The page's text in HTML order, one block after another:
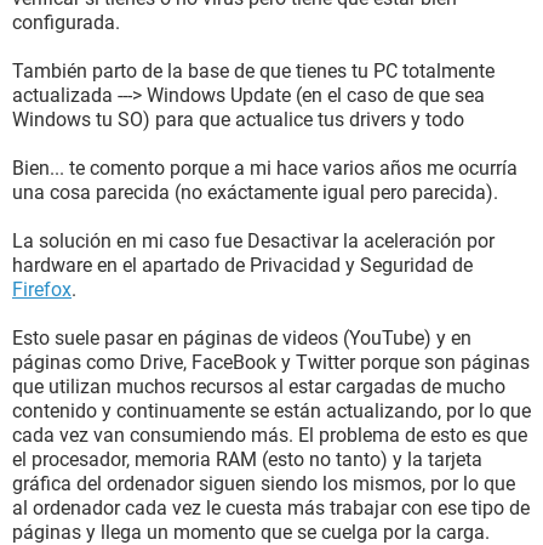
configurada.
También parto de la base de que tienes tu PC totalmente
actualizada ---> Windows Update (en el caso de que sea
Windows tu SO) para que actualice tus drivers y todo
Bien... te comento porque a mi hace varios años me ocurría
una cosa parecida (no exáctamente igual pero parecida).
La solución en mi caso fue Desactivar la aceleración por
hardware en el apartado de Privacidad y Seguridad de
Firefox.
Esto suele pasar en páginas de videos (YouTube) y en
páginas como Drive, FaceBook y Twitter porque son páginas
que utilizan muchos recursos al estar cargadas de mucho
contenido y continuamente se están actualizando, por lo que
cada vez van consumiendo más. El problema de esto es que
el procesador, memoria RAM (esto no tanto) y la tarjeta
gráfica del ordenador siguen siendo los mismos, por lo que
al ordenador cada vez le cuesta más trabajar con ese tipo de
páginas y llega un momento que se cuelga por la carga.